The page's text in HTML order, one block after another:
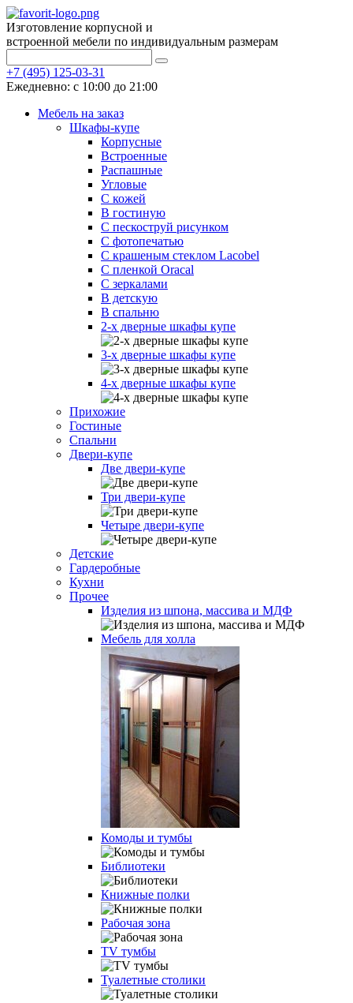
Изготовление корпусной и
встроенной мебели по индивидуальным размерам
+7 (495) 125-03-31
Ежедневно: с 10:00 до 21:00
Мебель на заказ
Шкафы-купе
Корпусные
Встроенные
Распашные
Угловые
С кожей
В гостиную
С пескоструй рисунком
С фотопечатью
С крашеным стеклом Lacobel
С пленкой Oracal
С зеркалами
В детскую
В спальню
2-х дверные шкафы купе
3-х дверные шкафы купе
4-х дверные шкафы купе
Прихожие
Гостиные
Спальни
Двери-купе
Две двери-купе
Три двери-купе
Четыре двери-купе
Детские
Гардеробные
Кухни
Прочее
Изделия из шпона, массива и МДФ
Мебель для холла
Комоды и тумбы
Библиотеки
Книжные полки
Рабочая зона
TV тумбы
Туалетные столики